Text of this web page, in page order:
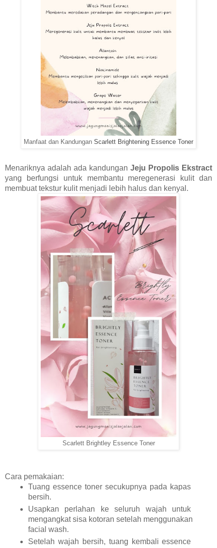
Manfaat dan Kandungan Scarlett Brightening Essence Toner
Menariknya adalah ada kandungan Jeju Propolis Ekstract
yang berfungsi untuk membantu meregenerasi kulit dan
membuat tekstur kulit menjadi lebih halus dan kenyal.
Scarlett Brightley Essence Toner
Cara pemakaian:
Tuang essence toner secukupnya pada kapas
bersih.
Usapkan perlahan ke seluruh wajah untuk
mengangkat sisa kotoran setelah menggunakan
facial wash.
Setelah wajah bersih, tuang kembali essence